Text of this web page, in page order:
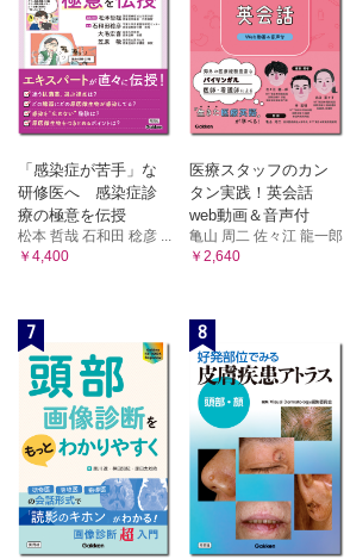
「感染症が苦手」な
研修医へ 感染症診
療の極意を伝授
松本 哲哉 石和田 稔彦 ...
￥4,400
医療スタッフのカン
タン実践！英会話
web動画＆音声付
亀山 周二 佐々江 龍一郎
￥2,640
7 8